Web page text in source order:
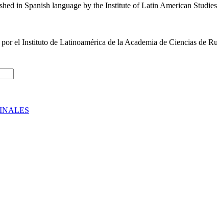
in Spanish language by the Institute of Latin American
el Instituto de Latinoamérica de la Academia de Ciencias de